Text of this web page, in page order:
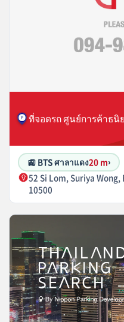
ที่จอดรถ ศูนย์การค้าธนิ
🚉 BTS ศาลาแดง20 m›
52 Si Lom, Suriya
10500